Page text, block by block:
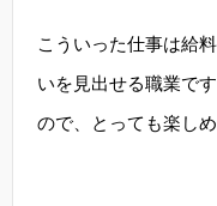
こういった仕事は給
いを見出せる職業で
ので、とっても楽し